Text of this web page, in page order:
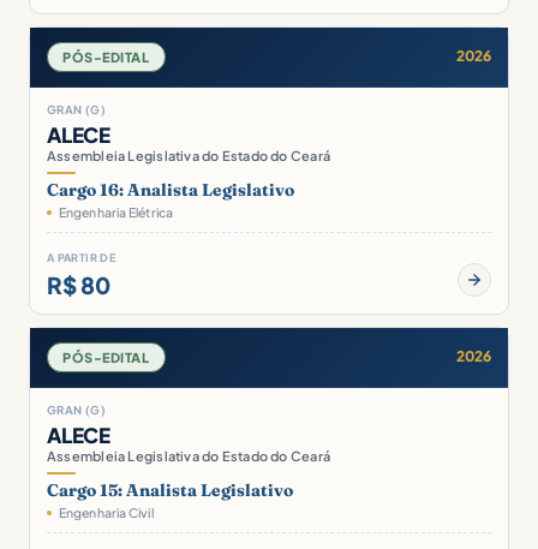
PÓS-EDITAL 2026
GRAN (G)
ALECE
Assembleia Legislativa do Estado do Ceará
Cargo 16: Analista Legislativo
Engenharia Elétrica
A PARTIR DE
R$ 80
PÓS-EDITAL 2026
GRAN (G)
ALECE
Assembleia Legislativa do Estado do Ceará
Cargo 15: Analista Legislativo
Engenharia Civil